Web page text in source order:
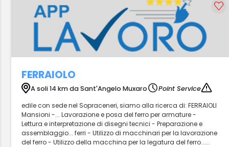
FERRAIOLO
A soli 14 km da Sant'Angelo Muxaro
Point Service
edile con sede nel Sopraceneri, siamo alla ricerca di: FERRAIOLI
Mansioni -... Lavorazione e posa del ferro per armature -
Lettura e interpretazione di disegni tecnici - Preparazione e
assemblaggio... ferri - Utilizzo di macchinari per la lavorazione
del ferro - Utilizzo della macchina per la legatura del ferro......